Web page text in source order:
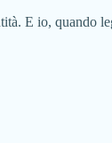
E io, quando